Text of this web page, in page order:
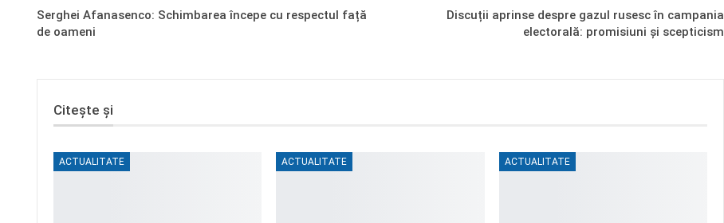
Serghei Afanasenco: Schimbarea începe cu respectul față
de oameni
Discuții aprinse despre gazul rusesc în campania
electorală: promisiuni și scepticism
Citește și
ACTUALITATE ACTUALITATE ACTUALITATE